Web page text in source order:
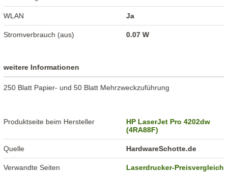
WLAN Ja
Stromverbrauch (aus) 0.07 W
weitere Informationen
250 Blatt Papier- und 50 Blatt Mehrzweckzuführung
Produktseite beim Hersteller
HP LaserJet Pro 4202dw
(4RA88F)
Quelle HardwareSchotte.de
Verwandte Seiten Laserdrucker-Preisvergleich